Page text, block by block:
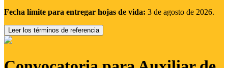
Fecha límite para entregar hojas de vida: 3 de agosto de 2026.
Leer los términos de referencia